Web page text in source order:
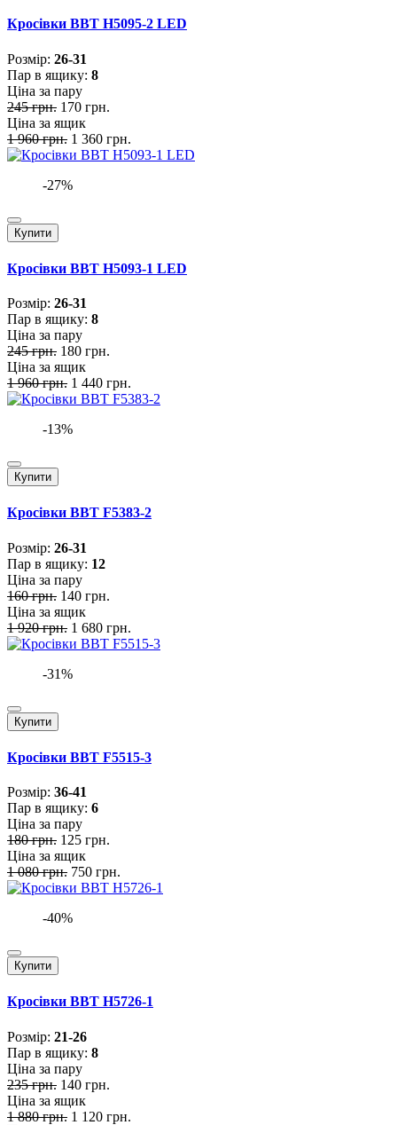
Кросівки BBT H5095-2 LED
Розмiр: 26-31
Пар в ящику: 8
Ціна за пару
245 грн. 170 грн.
Ціна за ящик
1 960 грн. 1 360 грн.
-27%
Купити
Кросівки BBT H5093-1 LED
Розмiр: 26-31
Пар в ящику: 8
Ціна за пару
245 грн. 180 грн.
Ціна за ящик
1 960 грн. 1 440 грн.
-13%
Купити
Кросівки BBT F5383-2
Розмiр: 26-31
Пар в ящику: 12
Ціна за пару
160 грн. 140 грн.
Ціна за ящик
1 920 грн. 1 680 грн.
-31%
Купити
Кросівки BBT F5515-3
Розмiр: 36-41
Пар в ящику: 6
Ціна за пару
180 грн. 125 грн.
Ціна за ящик
1 080 грн. 750 грн.
-40%
Купити
Кросівки BBT H5726-1
Розмiр: 21-26
Пар в ящику: 8
Ціна за пару
235 грн. 140 грн.
Ціна за ящик
1 880 грн. 1 120 грн.